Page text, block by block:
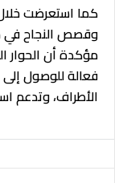
كما استعرضت
وقصص النجاح في
مؤكدة أن الحوار
فعالة للوصول
الأطراف، وتدعم